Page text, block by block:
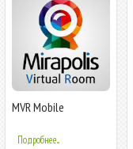
MVR Mobile
Подробнее...